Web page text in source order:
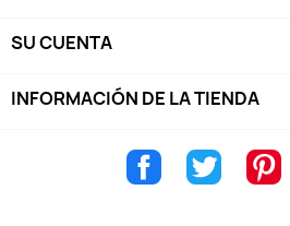
SU CUENTA
INFORMACIÓN DE LA TIENDA
Facebook Twitter